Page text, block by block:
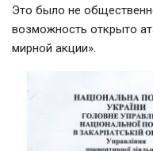
Это было не
возможность открыто
мирной акции».